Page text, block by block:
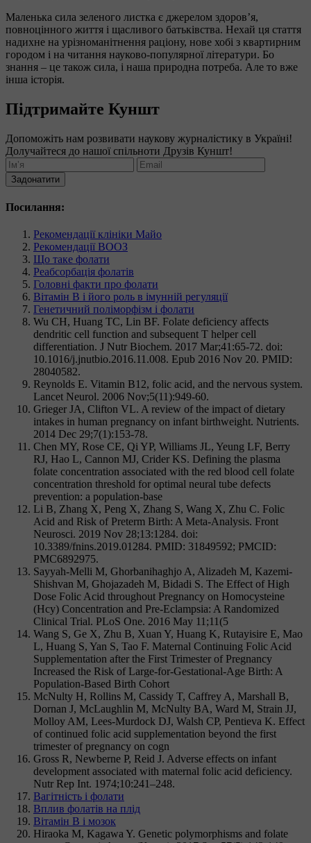
Маленька сила зеленого листка є джерелом здоров’я,
повноцінного життя і щасливого батьківства. Нехай ця стаття
надихне на урізноманітнення раціону, нове хобі з квартирним
городом і на читання науково-популярної літератури. Бо
знання – це також сила, і наша природна потреба. Але то вже
інша історія.
Підтримайте Куншт
Допоможіть нам розвивати наукову журналістику в Україні!
Долучайтеся до нашої спільноти Друзів Куншт!
Задонатити
Посилання:
Рекомендації клініки Майо
Рекомендації ВООЗ
Що таке фолати
Реабсорбація фолатів
Головні факти про фолати
Вітамін В і його роль в імунній регуляції
Генетичний поліморфізм і фолати
Wu CH, Huang TC, Lin BF. Folate deficiency affects
dendritic cell function and subsequent T helper cell
differentiation. J Nutr Biochem. 2017 Mar;41:65-72. doi:
10.1016/j.jnutbio.2016.11.008. Epub 2016 Nov 20. PMID:
28040582.
Reynolds E. Vitamin B12, folic acid, and the nervous system.
Lancet Neurol. 2006 Nov;5(11):949-60.
Grieger JA, Clifton VL. A review of the impact of dietary
intakes in human pregnancy on infant birthweight. Nutrients.
2014 Dec 29;7(1):153-78.
Chen MY, Rose CE, Qi YP, Williams JL, Yeung LF, Berry
RJ, Hao L, Cannon MJ, Crider KS. Defining the plasma
folate concentration associated with the red blood cell folate
concentration threshold for optimal neural tube defects
prevention: a population-base
Li B, Zhang X, Peng X, Zhang S, Wang X, Zhu C. Folic
Acid and Risk of Preterm Birth: A Meta-Analysis. Front
Neurosci. 2019 Nov 28;13:1284. doi:
10.3389/fnins.2019.01284. PMID: 31849592; PMCID:
PMC6892975.
Sayyah-Melli M, Ghorbanihaghjo A, Alizadeh M, Kazemi-
Shishvan M, Ghojazadeh M, Bidadi S. The Effect of High
Dose Folic Acid throughout Pregnancy on Homocysteine
(Hcy) Concentration and Pre-Eclampsia: A Randomized
Clinical Trial. PLoS One. 2016 May 11;11(5
Wang S, Ge X, Zhu B, Xuan Y, Huang K, Rutayisire E, Mao
L, Huang S, Yan S, Tao F. Maternal Continuing Folic Acid
Supplementation after the First Trimester of Pregnancy
Increased the Risk of Large-for-Gestational-Age Birth: A
Population-Based Birth Cohort
McNulty H, Rollins M, Cassidy T, Caffrey A, Marshall B,
Dornan J, McLaughlin M, McNulty BA, Ward M, Strain JJ,
Molloy AM, Lees-Murdock DJ, Walsh CP, Pentieva K. Effect
of continued folic acid supplementation beyond the first
trimester of pregnancy on cogn
Gross R, Newberne P, Reid J. Adverse effects on infant
development associated with maternal folic acid deficiency.
Nutr Rep Int. 1974;10:241–248.
Вагітність і фолати
Вплив фолатів на плід
Вітамін В і мозок
Hiraoka M, Kagawa Y. Genetic polymorphisms and folate